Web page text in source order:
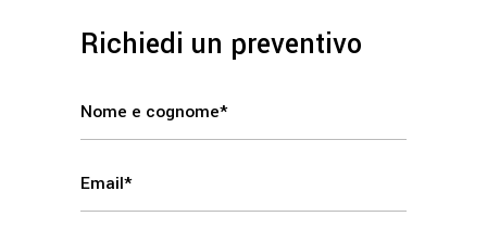
Richiedi un preventivo